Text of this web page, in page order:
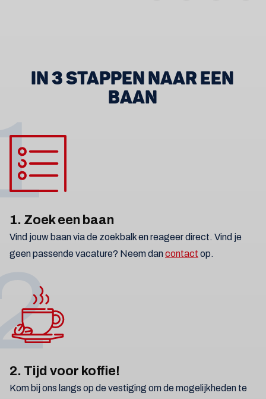
IN 3 STAPPEN NAAR EEN
BAAN
1. Zoek een baan
Vind jouw baan via de zoekbalk en reageer direct. Vind je
geen passende vacature? Neem dancontact op.
2. Tijd voor koffie!
Kom bij ons langs op de vestiging om de mogelijkheden te